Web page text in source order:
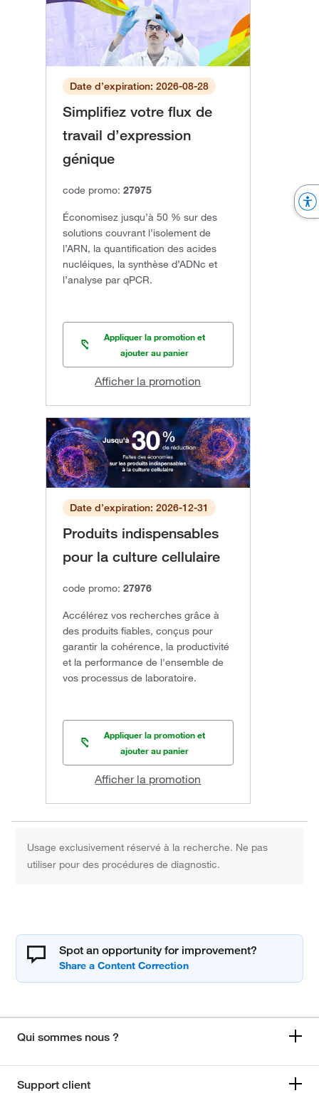
Date d’expiration: 2026-08-28
Simplifiez votre flux de
travail d’expression
génique
code promo: 27975
Économisez jusqu’à 50 % sur des
solutions couvrant l’isolement de
l’ARN, la quantification des acides
nucléiques, la synthèse d’ADNc et
l’analyse par qPCR.
Appliquer la promotion et
ajouter au panier
Afficher la promotion
Date d’expiration: 2026-12-31
Produits indispensables
pour la culture cellulaire
code promo: 27976
Accélérez vos recherches grâce à
des produits fiables, conçus pour
garantir la cohérence, la productivité
et la performance de l'ensemble de
vos processus de laboratoire.
Appliquer la promotion et
ajouter au panier
Afficher la promotion
Usage exclusivement réservé à la recherche. Ne pas
utiliser pour des procédures de diagnostic.
Spot an opportunity for improvement?
Qui sommes nous ?
Support client